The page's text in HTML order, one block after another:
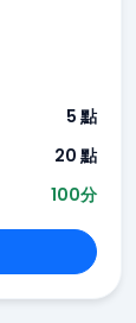
5 點
20 點
100分